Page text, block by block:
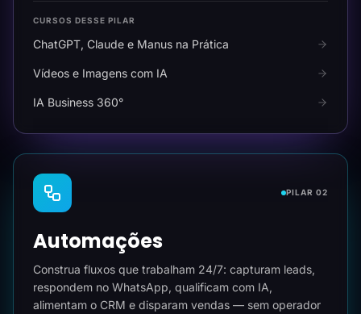
CURSOS DESSE PILAR
ChatGPT, Claude e Manus na Prática
Vídeos e Imagens com IA
IA Business 360°
PILAR 02
Automações
Construa fluxos que trabalham 24/7: capturam leads,
respondem no WhatsApp, qualificam com IA,
alimentam o CRM e disparam vendas — sem operador